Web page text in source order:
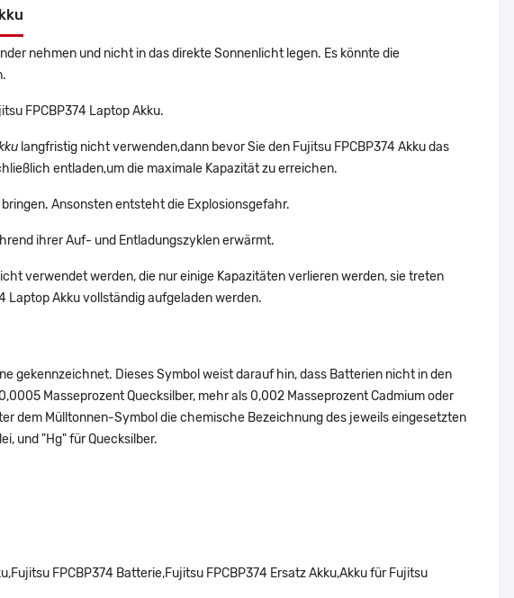
nehmen und nicht in das direkte Sonnenlicht legen. Es könnte die
FPCBP374 Laptop Akku.
langfristig nicht verwenden,dann bevor Sie den Fujitsu FPCBP374 Akku das
entladen,um die maximale Kapazität zu erreichen.
Ansonsten entsteht die Explosionsgefahr.
ihrer Auf- und Entladungszyklen erwärmt.
verwendet werden, die nur einige Kapazitäten verlieren werden, sie treten
Laptop Akku vollständig aufgeladen werden.
gekennzeichnet. Dieses Symbol weist darauf hin, dass Batterien nicht in den
Masseprozent Quecksilber, mehr als 0,002 Masseprozent Cadmium oder
dem Mülltonnen-Symbol die chemische Bezeichnung des jeweils eingesetzten
und "Hg" für Quecksilber.
FPCBP374 Batterie,Fujitsu FPCBP374 Ersatz Akku,Akku für Fujitsu